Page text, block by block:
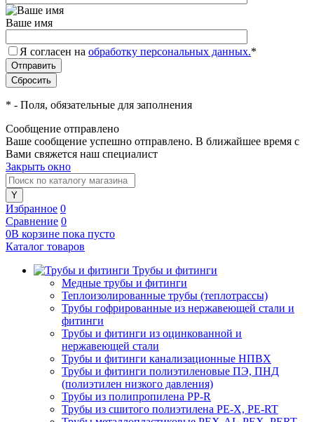
Ваше имя
Я согласен на обработку персональных данных.*
* - Поля, обязательные для заполнения
Сообщение отправлено
Ваше сообщение успешно отправлено. В ближайшее время с
Вами свяжется наш специалист
Закрыть окно
Избранное 0
Сравнение 0
0В корзине пока пусто
Каталог товаров
Трубы и фитинги
Медные трубы и фитинги
Теплоизолированные трубы (теплотрассы)
Трубы гофрированные из нержавеющей стали и
фитинги
Трубы и фитинги из оцинкованной и
нержавеющей стали
Трубы и фитинги канализационные НПВХ
Трубы и фитинги полиэтиленовые ПЭ, ПНД
(полиэтилен низкого давления)
Трубы из полипропилена PP-R
Трубы из сшитого полиэтилена PE-X, PE-RT